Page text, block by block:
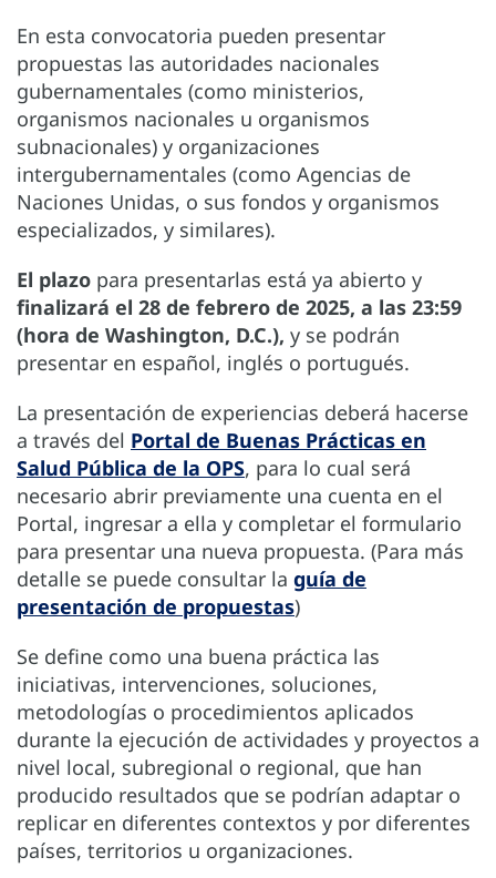
En esta convocatoria pueden presentar
propuestas las autoridades nacionales
gubernamentales (como ministerios,
organismos nacionales u organismos
subnacionales) y organizaciones
intergubernamentales (como Agencias de
Naciones Unidas, o sus fondos y organismos
especializados, y similares).
El plazo para presentarlas está ya abierto y
finalizará el 28 de febrero de 2025, a las 23:59
(hora de Washington, D.C.), y se podrán
presentar en español, inglés o portugués.
La presentación de experiencias deberá hacerse
a través del Portal de Buenas Prácticas en
Salud Pública de la OPS, para lo cual será
necesario abrir previamente una cuenta en el
Portal, ingresar a ella y completar el formulario
para presentar una nueva propuesta. (Para más
detalle se puede consultar la guía de
presentación de propuestas)
Se define como una buena práctica las
iniciativas, intervenciones, soluciones,
metodologías o procedimientos aplicados
durante la ejecución de actividades y proyectos a
nivel local, subregional o regional, que han
producido resultados que se podrían adaptar o
replicar en diferentes contextos y por diferentes
países, territorios u organizaciones.